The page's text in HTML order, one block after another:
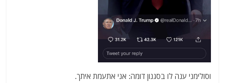
וסולימני ענה לו בסגנון דומה: אני אתעמת איתך.